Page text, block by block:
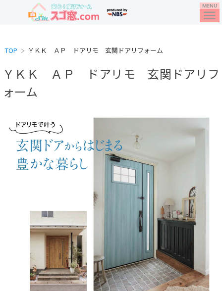
TOP ＹＫＫ ＡＰ ドアリモ 玄関ドアリフォーム
ＹＫＫ ＡＰ ドアリモ 玄関ドアリフ
ォーム